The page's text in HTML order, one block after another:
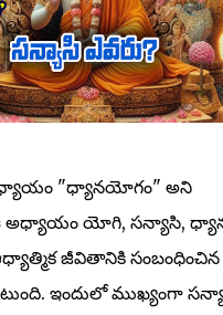
"ధ్యానయోగం" అని
అధ్యాయం యోగి, సన్యాసి,
జీవితానికి సంబంధించిన
ఇందులో ముఖ్యంగా